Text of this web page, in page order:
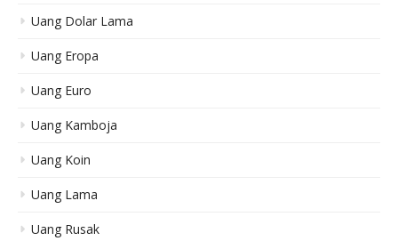
Uang Dolar Lama
Uang Eropa
Uang Euro
Uang Kamboja
Uang Koin
Uang Lama
Uang Rusak